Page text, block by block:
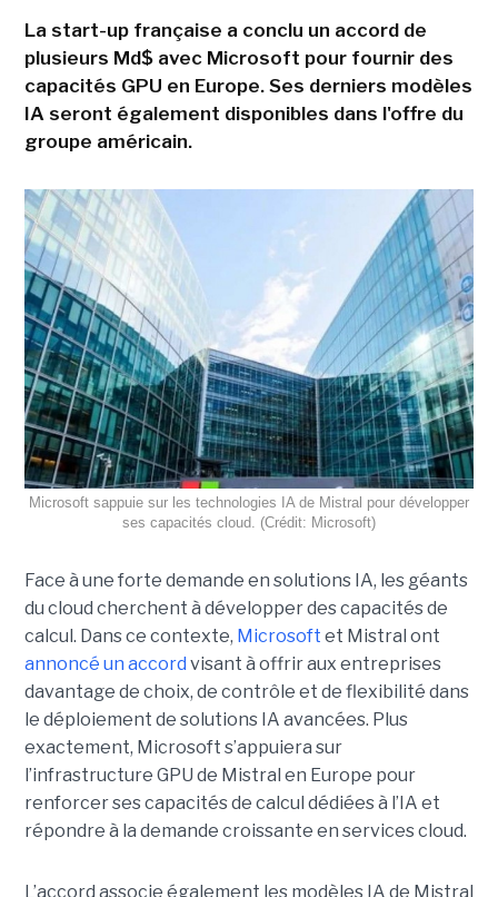
La start-up française a conclu un accord de
plusieurs Md$ avec Microsoft pour fournir des
capacités GPU en Europe. Ses derniers modèles
IA seront également disponibles dans l'offre du
groupe américain.
Microsoft sappuie sur les technologies IA de Mistral pour développer
ses capacités cloud. (Crédit: Microsoft)
Face à une forte demande en solutions IA, les géants
du cloud cherchent à développer des capacités de
calcul. Dans ce contexte, Microsoft et Mistral ont
annoncé un accord visant à offrir aux entreprises
davantage de choix, de contrôle et de flexibilité dans
le déploiement de solutions IA avancées. Plus
exactement, Microsoft s’appuiera sur
l’infrastructure GPU de Mistral en Europe pour
renforcer ses capacités de calcul dédiées à l’IA et
répondre à la demande croissante en services cloud.
L’accord associe également les modèles IA de Mistral